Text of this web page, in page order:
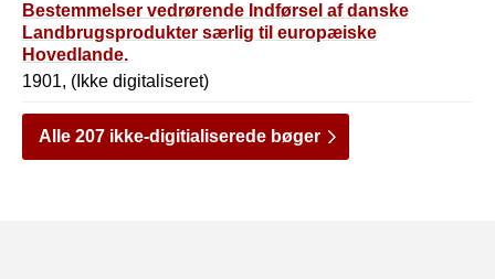
Bestemmelser vedrørende Indførsel af danske
Landbrugsprodukter særlig til europæiske
Hovedlande.
1901, (Ikke digitaliseret)
Alle 207 ikke-digitialiserede bøger